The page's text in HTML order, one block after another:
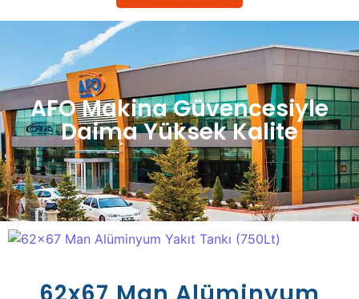
AFO Makina Güvencesiyle
Daima Yüksek Kalite